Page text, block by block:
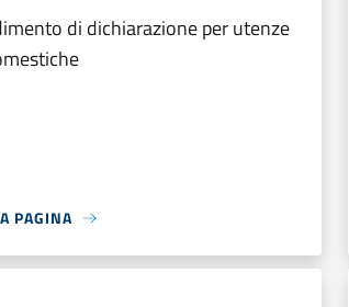
di dichiarazione per utenze
PAGINA